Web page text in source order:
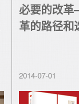
必要的改
革的路径和
2014-07-01